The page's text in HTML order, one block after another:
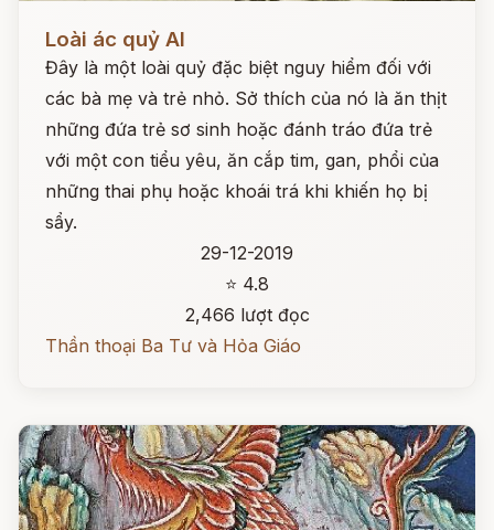
Loài ác quỷ Al
Đây là một loài quỷ đặc biệt nguy hiểm đối với
các bà mẹ và trẻ nhỏ. Sở thích của nó là ăn thịt
những đứa trẻ sơ sinh hoặc đánh tráo đứa trẻ
với một con tiểu yêu, ăn cắp tim, gan, phổi của
những thai phụ hoặc khoái trá khi khiến họ bị
sẩy.
29-12-2019
⭐ 4.8
2,466 lượt đọc
Thần thoại Ba Tư và Hỏa Giáo